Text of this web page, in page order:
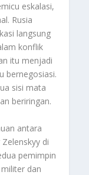
eskalasi,
Rusia
langsung
konflik
itu menjadi
bernegosiasi.
sisi mata
beriringan.
antara
di
pemimpin
dan